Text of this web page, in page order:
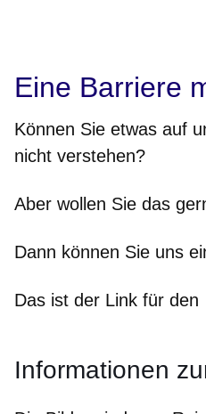
Eine Barriere
Können Sie etwas auf
nicht verstehen?
Aber wollen Sie das
Dann können Sie uns
Das ist der Link für den
Informationen